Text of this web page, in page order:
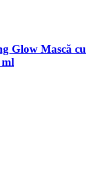
Glow Mască cu